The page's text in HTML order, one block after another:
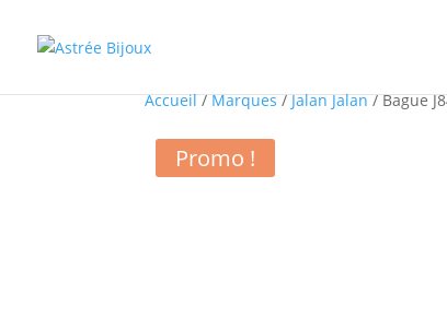
Accueil/Marques/Jalan Jalan/ Bague
Promo !